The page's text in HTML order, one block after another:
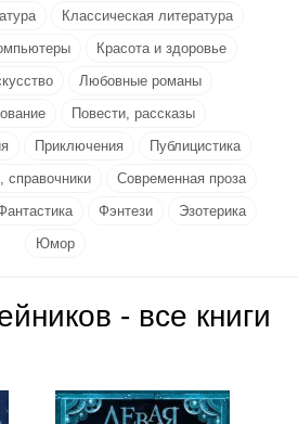
Классическая литература
Красота и здоровье
Любовные романы
Повести, рассказы
Приключения
Публицистика
справочники
Современная проза
Фэнтези
Эзотерика
Юмор
- все книги